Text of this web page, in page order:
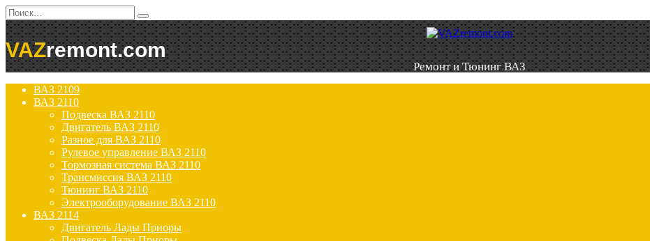
Перейти
к
содержанию
Search
for:
VAZremont.com
Ремонт и Тюнинг ВАЗ
ВАЗ 2109
ВАЗ 2110
Подвеска ВАЗ 2110
Двигатель ВАЗ 2110
Разное для ВАЗ 2110
Рулевое управление ВАЗ 2110
Тормозная система ВАЗ 2110
Трансмиссия ВАЗ 2110
Тюнинг ВАЗ 2110
Электрооборудование ВАЗ 2110
ВАЗ 2114
Двигатель Лады Приоры